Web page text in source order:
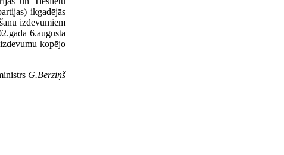
ikgadējās
izdevumiem
6.augusta
kopējo
G.Bērziņš